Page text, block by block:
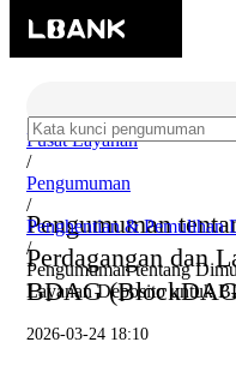
Pusat Layanan
/
Pengumuman
/
Penghentian & Pemulihan
/
Pengumuman tentang
Layanan Deposito untuk
Pengumuman
Perdagangan dan
BDAG
2026-03-24 18:10